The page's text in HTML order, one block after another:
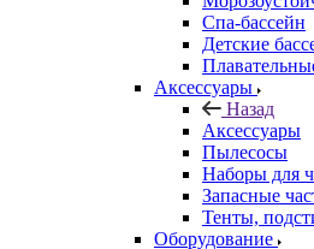
Спа-бассейн
Детские
Аксессуары
Назад
Аксессуары
Пылесосы
Наборы для
Запасные
Тенты,
Оборудование